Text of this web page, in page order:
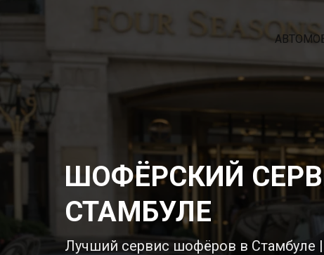
ШОФЁРСКИЙ
СТАМБУЛЕ
Лучший сервис шофёров в Стамбуле |